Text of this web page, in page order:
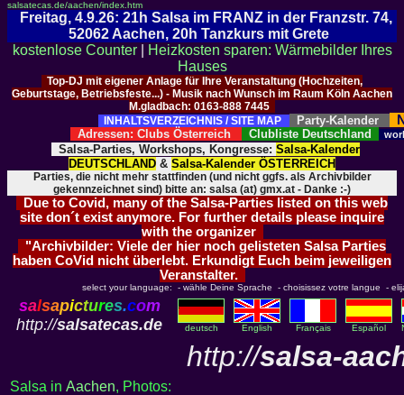
salsatecas.de/aachen/index.htm
Freitag, 4.9.26: 21h Salsa im FRANZ in der Franzstr. 74,
52062 Aachen, 20h Tanzkurs mit Grete
kostenlose Counter|
Heizkosten sparen: Wärmebilder Ihres
Hauses
Top-DJ mit eigener Anlage für Ihre Veranstaltung (Hochzeiten,
Geburtstage, Betriebsfeste...) - Musik nach Wunsch im Raum Köln Aachen
M.gladbach: 0163-888 7445
INHALTSVERZEICHNIS / SITE MAP
Party-Kalender
Adressen: Clubs Österreich Clubliste Deutschland
Salsa-Parties, Workshops, Kongresse: Salsa-Kalender
DEUTSCHLAND & Salsa-Kalender ÖSTERREICH
Parties, die nicht mehr stattfinden (und nicht ggfs. als Archivbilder
gekennzeichnet sind) bitte an: salsa (at) gmx.at - Danke :-)
Due to Covid, many of the Salsa-Parties listed on this web
site don´t exist anymore. For further details please inquire
with the organizer
"Archivbilder: Viele der hier noch gelisteten Salsa Parties
haben CoVid nicht überlebt. Erkundigt Euch beim jeweiligen
Veranstalter.
select your language: - wähle Deine Sprache - choisissez votre langue -
salsapictures.com
http://salsatecas.de deutsch English Français Español
http://salsa-
Salsa in Aachen, Photos: